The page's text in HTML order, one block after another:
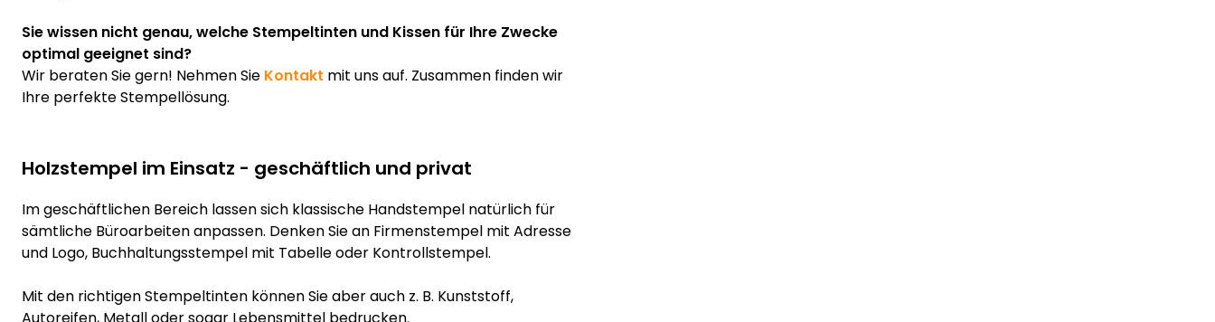
Sie wissen nicht genau, welche Stempeltinten und Kissen für Ihre Zwecke
optimal geeignet sind?
Wir beraten Sie gern! Nehmen Sie Kontakt mit uns auf. Zusammen finden wir
Ihre perfekte Stempellösung.
Holzstempel im Einsatz - geschäftlich und privat
Im geschäftlichen Bereich lassen sich klassische Handstempel natürlich für
sämtliche Büroarbeiten anpassen. Denken Sie an Firmenstempel mit Adresse
und Logo, Buchhaltungsstempel mit Tabelle oder Kontrollstempel.
Mit den richtigen Stempeltinten können Sie aber auch z. B. Kunststoff,